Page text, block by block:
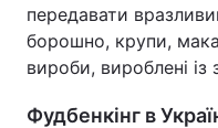
передавати
борошно, крупи,
вироби, вироблені із
Фудбенкінг в